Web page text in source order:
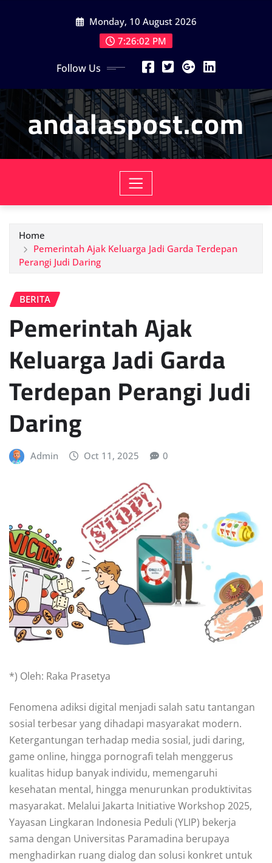
Monday, 10 August 2026
7:26:04 PM
Follow Us
andalaspost.com
Home
Pemerintah Ajak Keluarga Jadi Garda Terdepan
Perangi Judi Daring
BERITA
Pemerintah Ajak
Keluarga Jadi Garda
Terdepan Perangi Judi
Daring
Admin Oct 11, 2025 0
*) Oleh: Raka Prasetya
Fenomena adiksi digital menjadi salah satu tantangan
sosial terbesar yang dihadapi masyarakat modern.
Ketergantungan terhadap media sosial, judi daring,
game online, hingga pornografi telah menggerus
kualitas hidup banyak individu, memengaruhi
kesehatan mental, hingga menurunkan produktivitas
masyarakat. Melalui Jakarta Initiative Workshop 2025,
Yayasan Lingkaran Indonesia Peduli (YLIP) bekerja
sama dengan Universitas Paramadina berupaya
menghadirkan ruang dialog dan solusi konkret untuk